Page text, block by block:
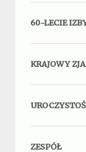
60-LECIE
KRAJOWY
ZESPÓŁ